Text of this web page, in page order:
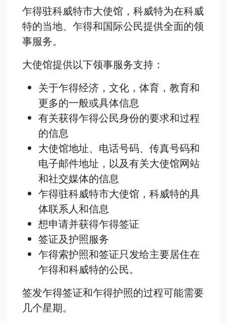
乍得驻科威特市大使馆，科威特为在科威
特的当地、乍得和国际公民提供全面的领
事服务。
大使馆提供以下领事服务支持：
关于乍得经济，文化，体育，教育和
更多的一般或具体信息
有关获得乍得公民身份的要求和过程
的信息
大使馆地址、电话号码、传真号码和
电子邮件地址，以及有关大使馆网站
和社交媒体的信息
乍得驻科威特市大使馆，科威特的具
体联系人和信息
想申请并获得乍得签证
签证及护照服务
乍得索护照和签证只发给主要居住在
乍得和科威特的公民。
签发乍得签证和乍得护照的过程可能需要
几个星期。